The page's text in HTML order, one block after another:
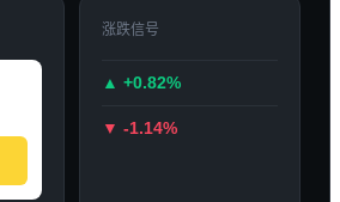
涨跌信号
▲ +0.82%
▼ -1.14%